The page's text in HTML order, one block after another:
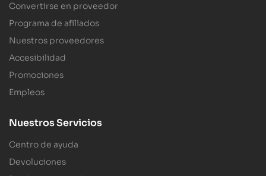
Convertirse en proveedor
Programa de afiliados
Nuestros proveedores
Accesibilidad
Promociones
Empleos
Nuestros Servicios
Centro de ayuda
Devoluciones